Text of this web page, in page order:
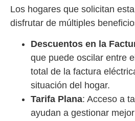
Los hogares que solicitan
disfrutar de múltiples
Descuentos en la
que puede oscilar entre el
total de la factura
situación del hogar.
Tarifa Plana: Acceso a
ayudan a gestionar